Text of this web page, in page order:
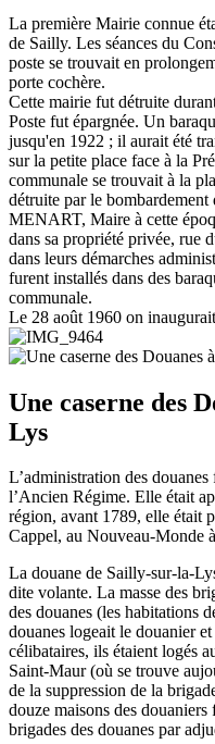
La première Mairie connue
de Sailly. Les séances du
poste se trouvait en
porte cochère.
Cette mairie fut détruite
Poste fut épargnée. Un
jusqu'en 1922 ; il aurait été
sur la petite place face à la
communale se trouvait à la
détruite par le
MENART, Maire à cette
dans sa propriété privée, rue
dans leurs démarches
furent installés dans des
communale.
Le 28 août 1960 on
Une caserne des
Lys
L’administration des
l’Ancien Régime. Elle était
région, avant 1789, elle était
Cappel, au Nouveau-Monde
La douane de Sailly-sur-la-
dite volante. La masse des
des douanes (les habitations
douanes logeait le douanier
célibataires, ils étaient logés
Saint-Maur (où se trouve
de la suppression de la
douze maisons des douaniers
brigades des douanes par